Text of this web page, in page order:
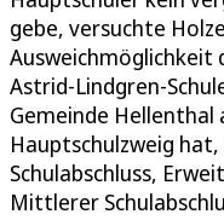
gebe, versuchte
Ausweichmöglichkeit
Astrid-Lindgren-
Gemeinde Hellenthal
Hauptschulzweig
Schulabschluss,
Mittlerer